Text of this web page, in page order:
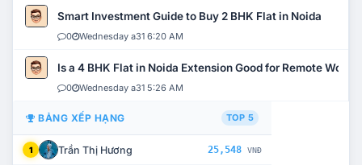
Smart Investment Guide to Buy 2 BHK Flat in Noida
0 Wednesday a31 6:20 AM
Is a 4 BHK Flat in Noida Extension Good for Remote Work?
0 Wednesday a31 5:26 AM
BẢNG XẾP HẠNG TOP 5
1 Trần Thị Hương 25,548 VNĐ